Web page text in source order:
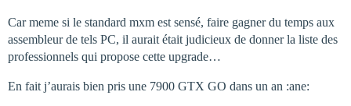
Car meme si le standard mxm est sensé, faire gagner du temps aux
assembleur de tels PC, il aurait était judicieux de donner la liste des
professionnels qui propose cette upgrade…
En fait j’aurais bien pris une 7900 GTX GO dans un an :ane: